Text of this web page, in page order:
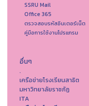
SSRU Mail
Office 365
ตรวจสอบรหัสอินเตอร์เน็ต
คู่มือการใช้งานโปรแกรม
อื่นๆ
.
เครือข่ายโรงเรียนสาธิต
มหาวิทยาลัยราชภัฏ
ITA